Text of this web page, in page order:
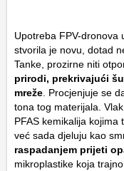
Upotreba FPV-dronova
stvorila je novu, dotad
Tanke, prozirne niti
prirodi, prekrivajući
mreže . Procjenjuje se
tona tog materijala.
PFAS kemikalija
već sada djeluju kao
raspadanjem prijeti
mikroplastike koja